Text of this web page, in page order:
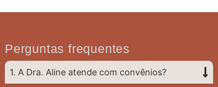
Perguntas frequentes
1. A Dra. Aline atende com convênios?